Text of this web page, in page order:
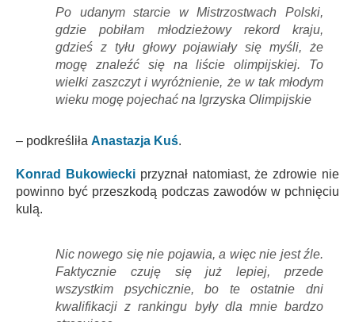
Po udanym starcie w Mistrzostwach Polski,
gdzie pobiłam młodzieżowy rekord kraju,
gdzieś z tyłu głowy pojawiały się myśli, że
mogę znaleźć się na liście olimpijskiej. To
wielki zaszczyt i wyróżnienie, że w tak młodym
wieku mogę pojechać na Igrzyska Olimpijskie
– podkreśliła Anastazja Kuś.
Konrad Bukowieckiprzyznał natomiast, że zdrowie nie
powinno być przeszkodą podczas zawodów w pchnięciu
kulą.
Nic nowego się nie pojawia, a więc nie jest źle.
Faktycznie czuję się już lepiej, przede
wszystkim psychicznie, bo te ostatnie dni
kwalifikacji z rankingu były dla mnie bardzo